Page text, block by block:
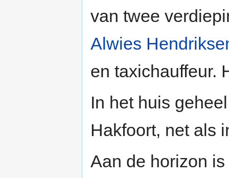
van twee
Alwies
en taxichauffeur.
In het huis
Hakfoort, net als
Aan de horizon